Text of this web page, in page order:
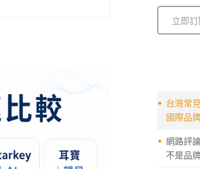
立即
台灣常
國際品
網路評
不是品